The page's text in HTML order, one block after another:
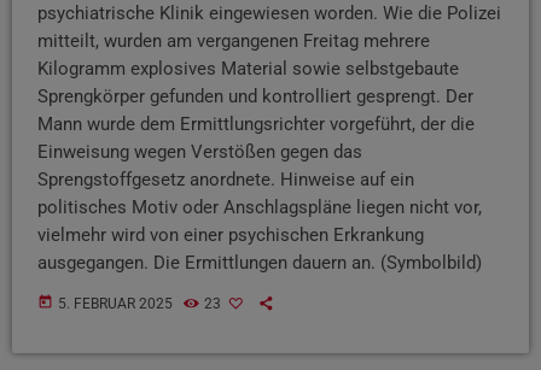
psychiatrische Klinik eingewiesen worden. Wie die Polizei
mitteilt, wurden am vergangenen Freitag mehrere
Kilogramm explosives Material sowie selbstgebaute
Sprengkörper gefunden und kontrolliert gesprengt. Der
Mann wurde dem Ermittlungsrichter vorgeführt, der die
Einweisung wegen Verstößen gegen das
Sprengstoffgesetz anordnete. Hinweise auf ein
politisches Motiv oder Anschlagspläne liegen nicht vor,
vielmehr wird von einer psychischen Erkrankung
ausgegangen. Die Ermittlungen dauern an. (Symbolbild)
today 5. FEBRUAR 2025 23